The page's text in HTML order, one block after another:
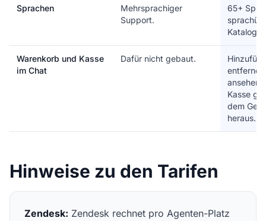
Sprachen
Mehrsprachiger
Support.
65+
Warenkorb und Kasse
im Chat
Dafür nicht gebaut.
ansehen
Kasse
dem
heraus.
Hinweise zu den Tarifen
Zendesk: Zendesk rechnet pro Agenten-Platz